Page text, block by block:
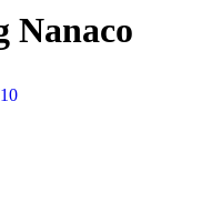
Nanaco